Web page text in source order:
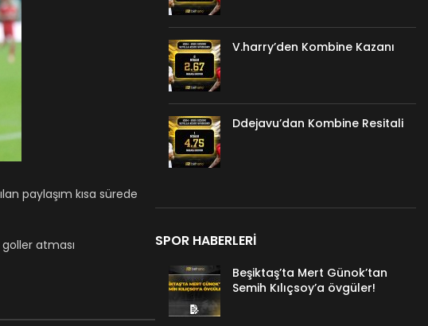
paylaşım kısa sürede
atması
V.harry’den Kombine Kazanı
Ddejavu’dan Kombine Resitali
SPOR HABERLERI
Beşiktaş’ta Mert Günok’tan
Semih Kılıçsoy’a övgüler!